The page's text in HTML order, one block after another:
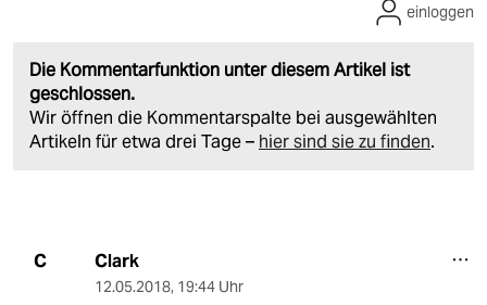
Die Kommentarfunktion unter diesem Artikel ist
geschlossen.
Wir öffnen die Kommentarspalte bei ausgewählten
Artikeln für etwa drei Tage – hier sind sie zu finden.
einloggen
C Clark
12.05.2018, 19:44 Uhr